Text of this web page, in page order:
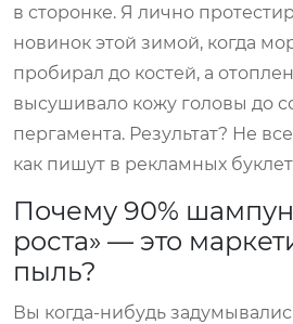
в сторонке. Я лично
новинок этой зимой, когда
пробирал до костей, а
высушивало кожу головы до
пергамента. Результат? Не
как пишут в рекламных
Почему 90%
роста» — это
пыль?
Вы когда-нибудь